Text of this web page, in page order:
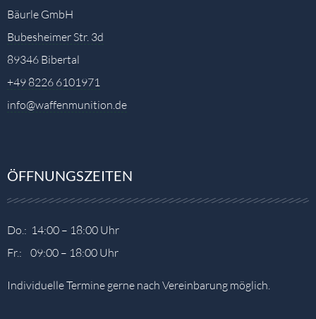
Bäurle GmbH
Bubesheimer Str. 3d
89346 Bibertal
+49 8226 6101971
info@waffenmunition.de
ÖFFNUNGSZEITEN
Do.: 14:00 – 18:00 Uhr
Fr.: 09:00 – 18:00 Uhr
Individuelle Termine gerne nach Vereinbarung möglich.